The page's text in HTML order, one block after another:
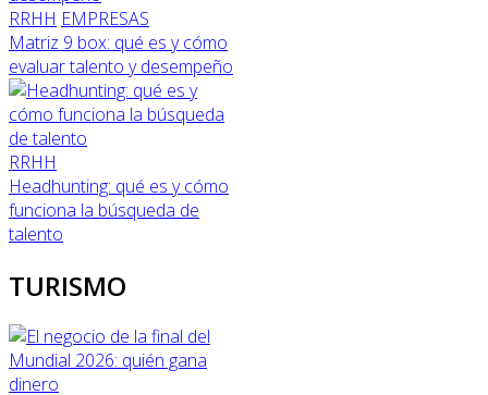
RRHH EMPRESAS
Matriz 9 box: qué es y cómo
evaluar talento y desempeño
RRHH
Headhunting: qué es y cómo
funciona la búsqueda de
talento
TURISMO